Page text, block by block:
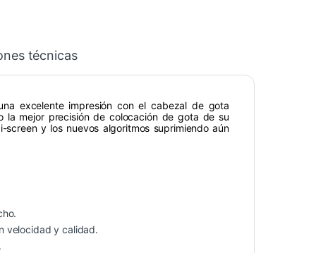
técnicas
excelente impresión con el cabezal de gota
la mejor precisión de colocación de gota de su
y los nuevos algoritmos suprimiendo aún
velocidad y calidad.